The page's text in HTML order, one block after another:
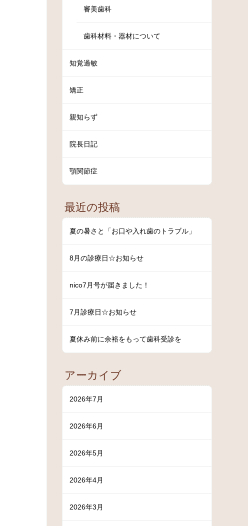
審美歯科
歯科材料・器材について
知覚過敏
矯正
親知らず
院長日記
顎関節症
最近の投稿
夏の暑さと「お口や入れ歯のトラブル」
8月の診療日☆お知らせ
nico7月号が届きました！
7月診療日☆お知らせ
夏休み前に余裕をもって歯科受診を
アーカイブ
2026年7月
2026年6月
2026年5月
2026年4月
2026年3月